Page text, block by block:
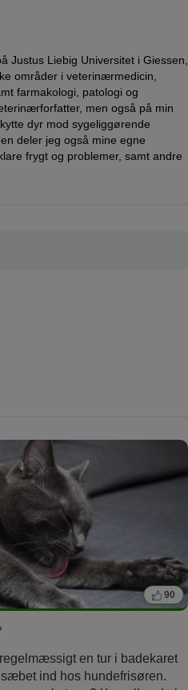
Justus Liebig Universitet i Giessen,
områder i veterinærmedicin,
farmakologi, patologi og
men også på min
dyr mod sygeliggørende
deler jeg også mine egne
frygt og problemer, samt andre
90
en tur i badekaret
ind hos hundefrisøren.